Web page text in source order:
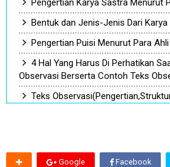
Bentuk dan Jenis-Jenis Dari
Pengertian Puisi Menurut Para Ahli
4 Hal Yang Harus Di Perhatikan
Observasi Berserta Contoh Teks
Teks
Google Facebook